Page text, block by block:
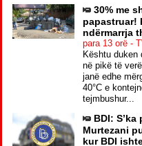
30% me
papastruar!
ndërmarrja
para 13 orë -
Kështu duken
në pikë të
janë edhe
40°C e
tejmbushur...
BDI:
Murtezani
kur BDI